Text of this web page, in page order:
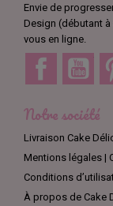
Envie de
Design (débutant
vous en ligne.
Facebook
Notre société
Livraison Cake
Mentions légales |
Conditions
À propos de Cake